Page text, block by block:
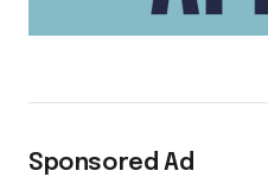
Sponsored Ad